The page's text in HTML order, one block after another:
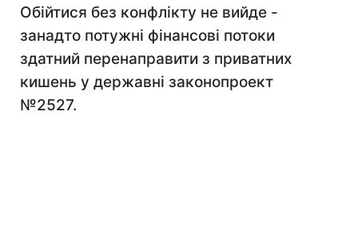
Обійтися без конфлікту не вийде -
занадто потужні фінансові потоки
здатний перенаправити з приватних
кишень у державні законопроект
№2527.